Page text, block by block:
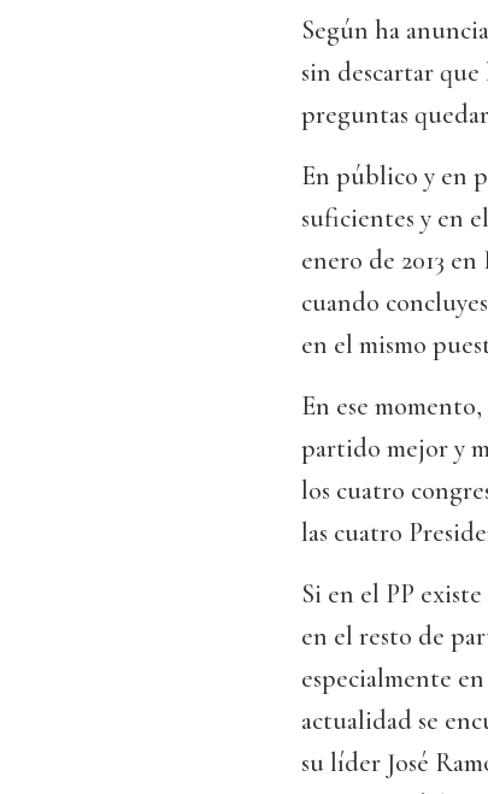
Según ha
sin descartar que
preguntas
En público y en
suficientes y en
enero de 2013
cuando
en el mismo
En ese
partido mejor y
los cuatro
las cuatro
Si en el PP
en el resto de
especialmente
actualidad se
su líder José